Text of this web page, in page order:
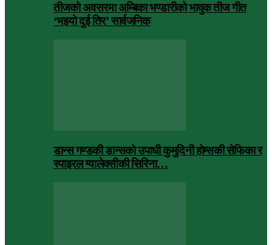
तीजको अवसरमा अम्बिका भण्डारीको भावुक तीज गीत
‘भइयो दुई तिर’ सार्वजनिक
डान्स गण्डकी डान्सको उपाधी कुमुदिनी होम्सकी सेफिका र
स्पाइरल ग्यालेक्सीकी सिरिना…